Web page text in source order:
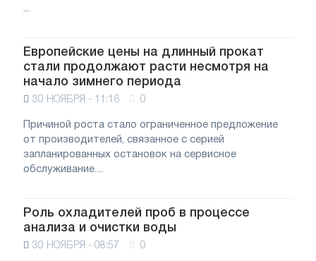
...
Европейские цены на длинный прокат
стали продолжают расти несмотря на
начало зимнего периода
30 НОЯБРЯ - 11:16 0
Причиной роста стало ограниченное предложение
от производителей, связанное с серией
запланированных остановок на сервисное
обслуживание....
Роль охладителей проб в процессе
анализа и очистки воды
30 НОЯБРЯ - 08:57 0